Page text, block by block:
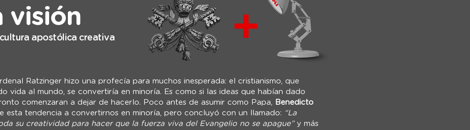
visión
apostólica creativa
Ratzinger hizo una profecía para muchos inesperada: el cristianismo, que
vida al mundo, se convertiría en minoría. Es como si las ideas que habían dado
comenzaran a dejar de hacerlo. Poco antes de asumir como Papa, Benedicto
esta tendencia a convertirnos en minoría, pero concluyó con un llamado: “La
su creatividad para hacer que la fuerza viva del Evangelio no se apague”y más